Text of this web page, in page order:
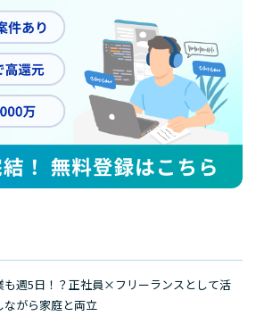
も週5日！？正社員×フリーランスとして活
ながら家庭と両立